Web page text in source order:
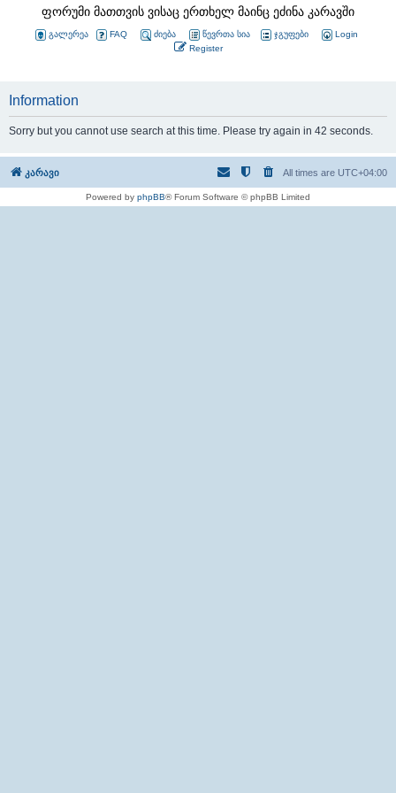
ფორუმი მათთვის ვისაც ერთხელ მაინც ეძინა კარავში
გალერეა FAQ ძიება წევრთა სია ჯგუფები
Login
Register
Information
Sorry but you cannot use search at this time. Please try again in 42 seconds.
კარავი All times are UTC+04:00
Powered by phpBB® Forum Software © phpBB Limited